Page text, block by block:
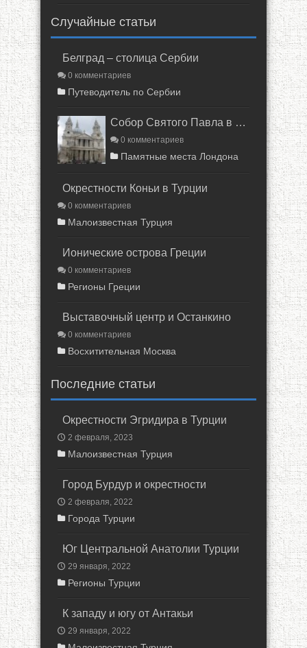
Случайные статьи
Белград – столица Сербии
0 комментариев
Путеводитель по Сербии
Собор Святого Павла в Лондоне
0 комментариев
Памятные места Лондона
Окрестности Коньи в Турции
0 комментариев
Малоизвестная Турция
Ионические острова Греции
0 комментариев
Регионы Греции
Выставочный центр и Останкино
0 комментариев
Восхитительная Москва
Последние статьи
Окрестности Эгридира в Турции
2 февраля, 2023
Малоизвестная Турция
Город Бурдур и окрестности
2 февраля, 2022
Города Турции
Юг Центральной Анатолии Турции
29 января, 2022
Регионы Турции
К западу и югу от Антакьи
29 января, 2022